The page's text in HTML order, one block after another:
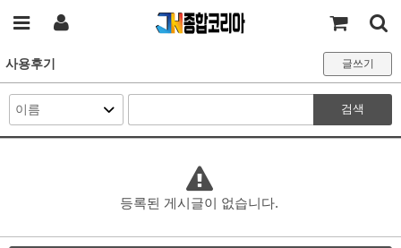
사용후기 글쓰기
검색
등록된 게시글이 없습니다.